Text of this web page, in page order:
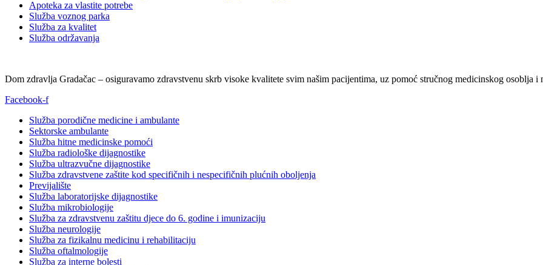
Apoteka za vlastite potrebe
Služba voznog parka
Služba za kvalitet
Služba održavanja
Dom zdravlja Gradačac – osiguravamo zdravstvenu skrb visoke kvalitete svim našim pacijentima, uz pomoć stručnog medicinskog osoblja i
Facebook-f
Služba porodične medicine i ambulante
Sektorske ambulante
Služba hitne medicinske pomoći
Služba radiološke dijagnostike
Služba ultrazvučne dijagnostike
Služba zdravstvene zaštite kod specifičnih i nespecifičnih plućnih oboljenja
Previjalište
Služba laboratorijske dijagnostike
Služba mikrobiologije
Služba za zdravstvenu zaštitu djece do 6. godine i imunizaciju
Služba neurologije
Služba za fizikalnu medicinu i rehabilitaciju
Služba oftalmologije
Služba za interne bolesti